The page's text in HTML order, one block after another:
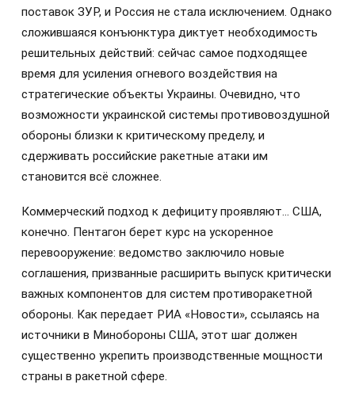
поставок ЗУР, и Россия не стала исключением. Однако
сложившаяся конъюнктура диктует необходимость
решительных действий: сейчас самое подходящее
время для усиления огневого воздействия на
стратегические объекты Украины. Очевидно, что
возможности украинской системы противовоздушной
обороны близки к критическому пределу, и
сдерживать российские ракетные атаки им
становится всё сложнее.
Коммерческий подход к дефициту проявляют… США,
конечно. Пентагон берет курс на ускоренное
перевооружение: ведомство заключило новые
соглашения, призванные расширить выпуск критически
важных компонентов для систем противоракетной
обороны. Как передает РИА «Новости», ссылаясь на
источники в Минобороны США, этот шаг должен
существенно укрепить производственные мощности
страны в ракетной сфере.